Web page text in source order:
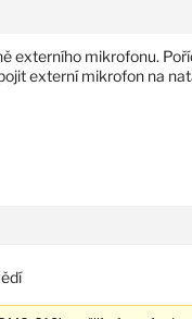
externího mikrofonu.
externí mikrofon na